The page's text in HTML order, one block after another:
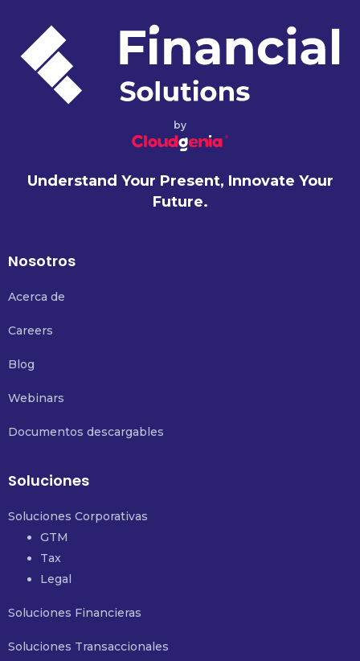
by
Understand Your Present, Innovate Your
Future.
Nosotros
Acerca de
Careers
Blog
Webinars
Documentos descargables
Soluciones
Soluciones Corporativas
GTM
Tax
Legal
Soluciones Financieras
Soluciones Transaccionales